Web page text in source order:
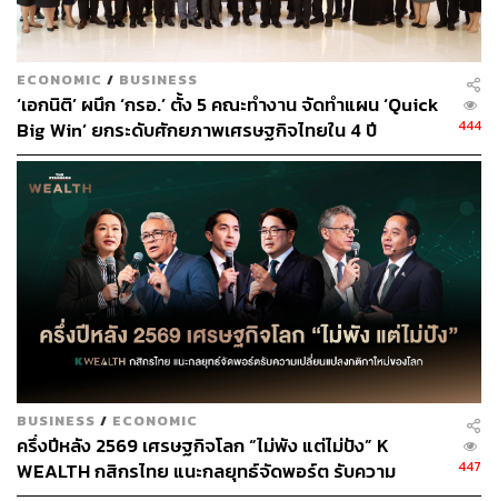
ECONOMIC / BUSINESS
‘เอกนิติ’ ผนึก ‘กรอ.’ ตั้ง 5 คณะทำงาน จัดทำแผน ‘Quick
Big Win’ ยกระดับศักยภาพเศรษฐกิจไทยใน 4 ปี
444
BUSINESS / ECONOMIC
ครึ่งปีหลัง 2569 เศรษฐกิจโลก “ไม่พัง แต่ไม่ปัง” K
WEALTH กสิกรไทย แนะกลยุทธ์จัดพอร์ต รับความ
447